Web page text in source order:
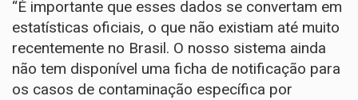
“É importante que esses dados se convertam em
estatísticas oficiais, o que não existiam até muito
recentemente no Brasil. O nosso sistema ainda
não tem disponível uma ficha de notificação para
os casos de contaminação específica por